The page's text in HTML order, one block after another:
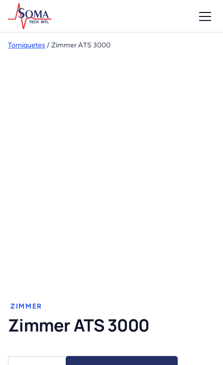
Torniquetes / Zimmer ATS 3000
ZIMMER
Zimmer ATS 3000